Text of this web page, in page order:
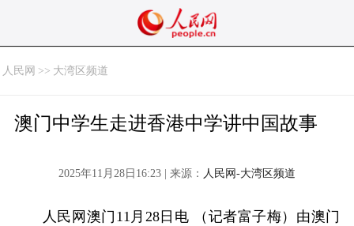
人民网 >> 大湾区频道
澳门中学生走进香港中学讲中国故事
2025年11月28日16:23 | 来源： 人民网-大湾区频道
人民网澳门11月28日电 （记者富子梅）由澳门